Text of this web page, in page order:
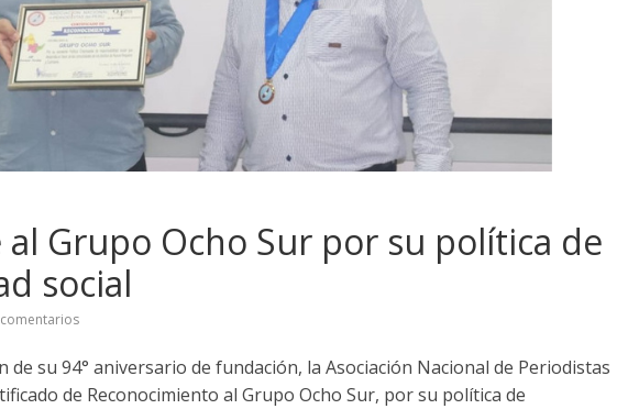
Grupo Ocho Sur por su política de
social
de su 94° aniversario de fundación, la Asociación Nacional de Periodistas
de Reconocimiento al Grupo Ocho Sur, por su política de